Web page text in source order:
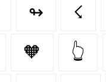
↬ ☇
🧡 👆